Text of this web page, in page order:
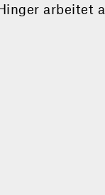
arbeitet